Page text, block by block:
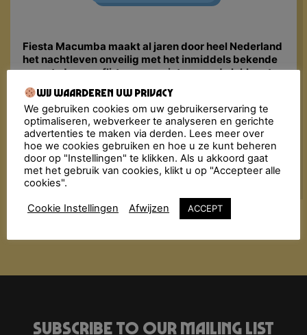
Fiesta Macumba maakt al jaren door heel Nederland
het nachtleven onveilig met het inmiddels bekende
recept: dansen, flirten en genieten van de lekkerste
Música Latina, van toen en nu. De Fiesta Macumba
Soundsystem & friends bombarderen de dansvloer
met een molotovcocktail van exotische geluiden:
reggaeton, merengue, cumbia, dancehall, salsa,
bachata, latin hiphop… Alles wordt in de blender
gegooid met een dampende dansvloer als resultaat!
Subscribe to our mailing list
Wij waarderen uw privacy
We gebruiken cookies om uw gebruikerservaring te
optimaliseren, webverkeer te analyseren en gerichte
advertenties te maken via derden. Lees meer over
hoe we cookies gebruiken en hoe u ze kunt beheren
door op "Instellingen" te klikken. Als u akkoord gaat
met het gebruik van cookies, klikt u op "Accepteer alle
cookies".
Cookie Instellingen Afwijzen ACCEPT